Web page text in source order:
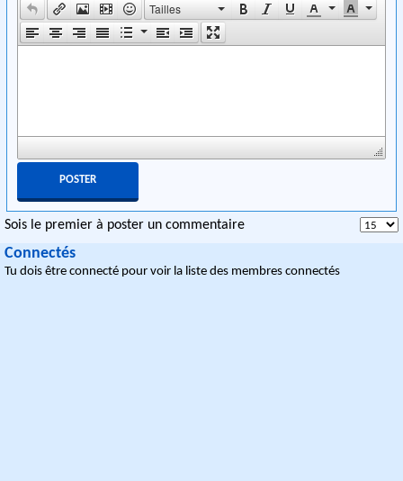
Tailles
Sois le premier à poster un commentaire
Connectés
Tu dois être connecté pour voir la liste des membres connectés